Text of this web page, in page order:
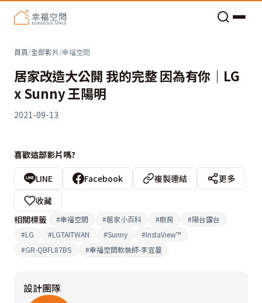
首頁/全部影片/幸福空間
居家改造大公開 我的完整 因為有你｜LG
x Sunny 王陽明
2021-09-13
喜歡這部影片嗎?
LINE Facebook 複製連結
更多
收藏
相關標籤
#幸福空間 #居家小百科 #廚房 #陽台露台
#LG #LGTAITWAN #Sunny #InstaView™
#GR-QBFL87BS #幸福空間軟裝師-李宜蔓
設計團隊